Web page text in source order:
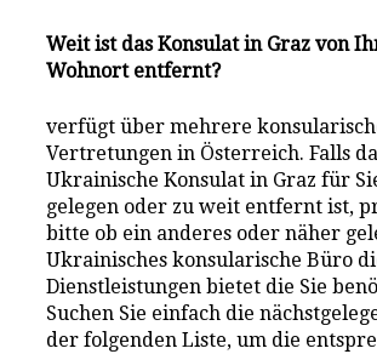
Weit ist das Konsulat in Graz von
Wohnort entfernt?
verfügt über mehrere
Vertretungen in Österreich. Falls
Ukrainische Konsulat in Graz für
gelegen oder zu weit entfernt ist,
bitte ob ein anderes oder näher
Ukrainisches konsularische Büro
Dienstleistungen bietet die Sie
Suchen Sie einfach die
der folgenden Liste, um die